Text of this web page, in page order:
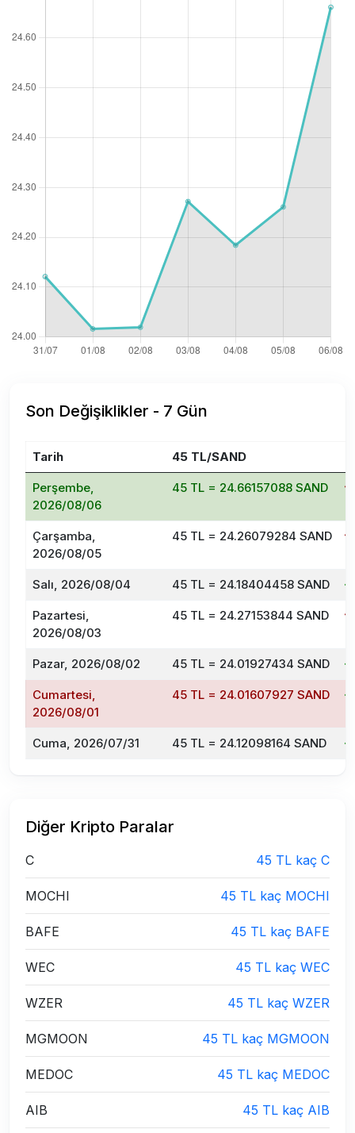
Son Değişiklikler - 7 Gün
Tarih 45 TL/SAND
Perşembe,
2026/08/06
45 TL = 24.66157088 SAND
Çarşamba,
2026/08/05
45 TL = 24.26079284 SAND
Salı, 2026/08/04 45 TL = 24.18404458 SAND
Pazartesi,
2026/08/03
45 TL = 24.27153844 SAND
Pazar, 2026/08/02 45 TL = 24.01927434 SAND
Cumartesi,
2026/08/01
45 TL = 24.01607927 SAND
Cuma, 2026/07/31 45 TL = 24.12098164 SAND
Diğer Kripto Paralar
C 45 TL kaç C
MOCHI 45 TL kaç MOCHI
BAFE 45 TL kaç BAFE
WEC 45 TL kaç WEC
WZER 45 TL kaç WZER
MGMOON 45 TL kaç MGMOON
MEDOC 45 TL kaç MEDOC
AIB 45 TL kaç AIB